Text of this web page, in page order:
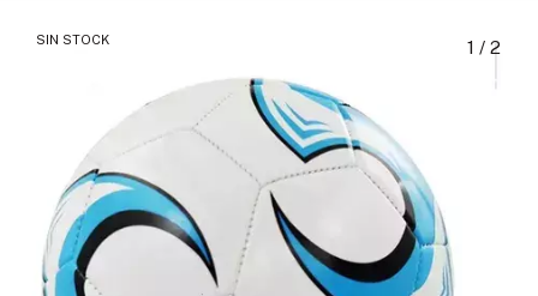
SIN STOCK 1 / 2